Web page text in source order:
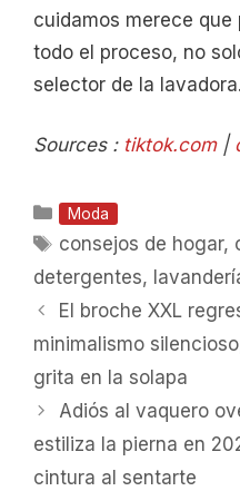
cuidamos merece
todo el proceso, no
selector de la lavadora.
Sources : tiktok.com|
Categorías
Moda
Etiquetas
consejos de hogar,
detergentes,
El broche XXL
minimalismo
grita en la solapa
Adiós al vaquero
estiliza la pierna en
cintura al sentarte